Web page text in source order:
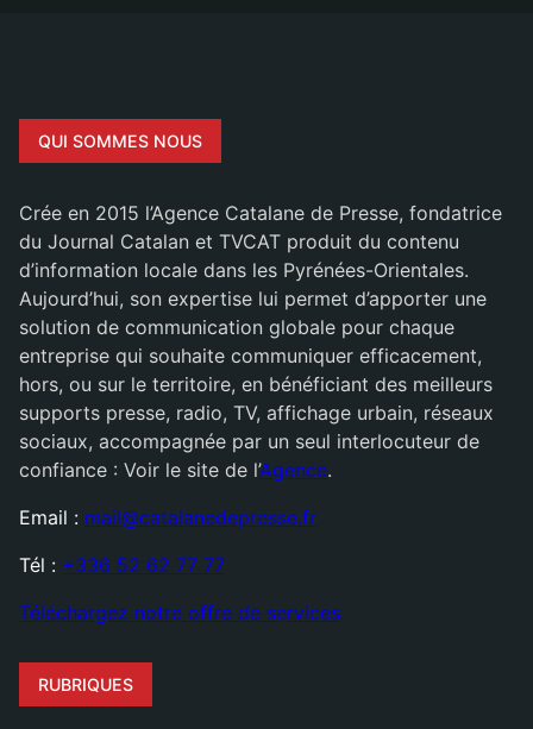
QUI SOMMES NOUS
Crée en 2015 l’Agence Catalane de Presse, fondatrice
du Journal Catalan et TVCAT produit du contenu
d’information locale dans les Pyrénées-Orientales.
Aujourd’hui, son expertise lui permet d’apporter une
solution de communication globale pour chaque
entreprise qui souhaite communiquer efficacement,
hors, ou sur le territoire, en bénéficiant des meilleurs
supports presse, radio, TV, affichage urbain, réseaux
sociaux, accompagnée par un seul interlocuteur de
confiance : Voir le site de l’Agence.
Email : mail@catalanedepresse.fr
Tél : +336 52 62 77 77
Téléchargez notre offre de services
RUBRIQUES